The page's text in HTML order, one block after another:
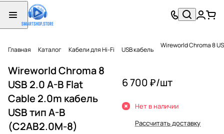
Главная Каталог Кабели для Hi-Fi USB кабель Wireworld Chroma 8
Wireworld Chroma 8
USB 2.0 A-B Flat
Cable 2.0m кабель
USB тип A-B
(C2AB2.0M-8)
6 700 ₽/шт
Нет в наличии
Рассчитать доставку